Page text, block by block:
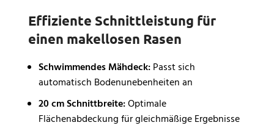
Effiziente Schnittleistung für
einen makellosen Rasen
Schwimmendes Mähdeck:Passt sich
automatisch Bodenunebenheiten an
20 cm Schnittbreite:Optimale
Flächenabdeckung für gleichmäßige Ergebnisse